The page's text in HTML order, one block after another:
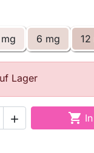
6 mg 12
Lager
 